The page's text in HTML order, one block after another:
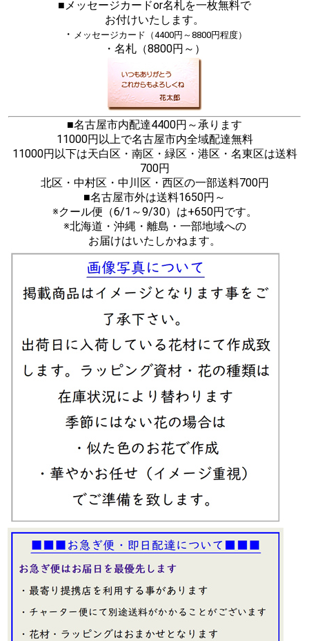
■メッセージカードor名札を一枚無料で
お付けいたします。
・ メッセージカード（4400円～8800円程度）
・名札（8800円～）
■名古屋市内配達4400円～承ります
11000円以上で名古屋市内全域配達無料
11000円以下は天白区・南区・緑区・港区・名東区は送料
700円
北区・中村区・中川区・西区の一部送料700円
■名古屋市外は送料1650円～
※クール便（6/1～9/30）は+650円です。
※北海道・沖縄・離島・一部地域への
お届けはいたしかねます。